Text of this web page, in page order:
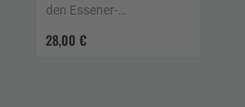
28,00 €
den Essener-